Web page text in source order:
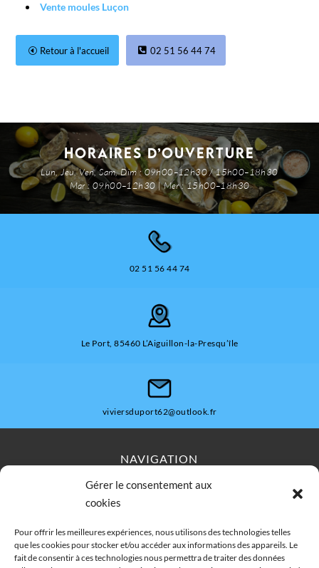
Gérer le consentement aux
cookies
Pour offrir les meilleures expériences, nous utilisons des technologies telles
que les cookies pour stocker et/ou accéder aux informations des appareils. Le
fait de consentir à ces technologies nous permettra de traiter des données
Vente moules Luçon
Retour à l'accueil 02 51 56 44 74
Horaires d’ouverture
Lun, Jeu, Ven, Sam, Dim : 09h00–12h30 / 15h00–18h30
Mar : 09h00–12h30 | Mer : 15h00–18h30
02 51 56 44 74
Le Port, 85460 L’Aiguillon-la-Presqu’île
viviersduport62@outlook.fr
NAVIGATION
Accueil